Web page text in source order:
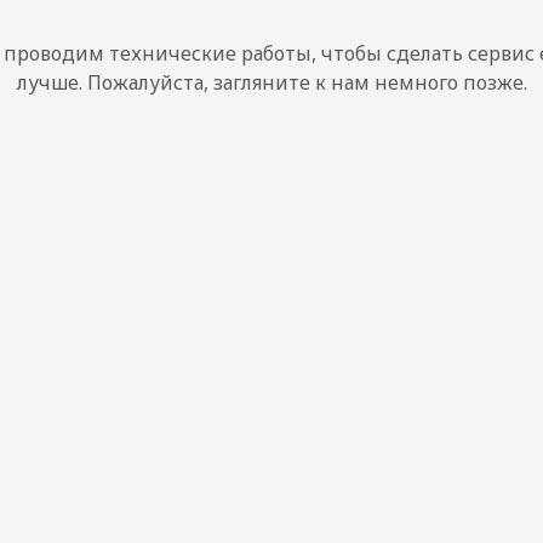
технические работы, чтобы сделать сервис
лучше. Пожалуйста, загляните к нам немного позже.